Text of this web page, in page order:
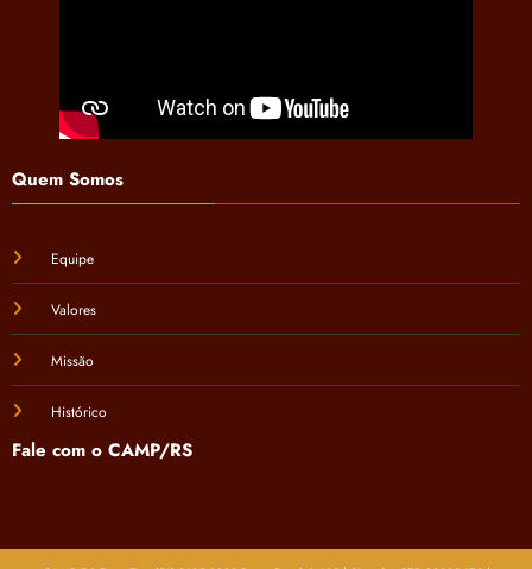
Quem Somos
Equipe
Valores
Missão
Histórico
Fale com o CAMP/RS